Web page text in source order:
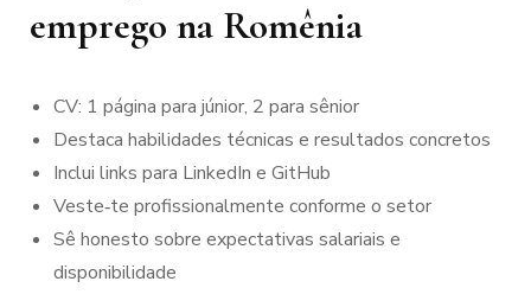
emprego na Romênia
CV: 1 página para júnior, 2 para sênior
Destaca habilidades técnicas e resultados concretos
Inclui links para LinkedIn e GitHub
Veste‑te profissionalmente conforme o setor
Sê honesto sobre expectativas salariais e
disponibilidade